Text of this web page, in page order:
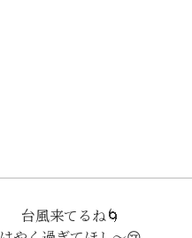
台風来てるね🌀